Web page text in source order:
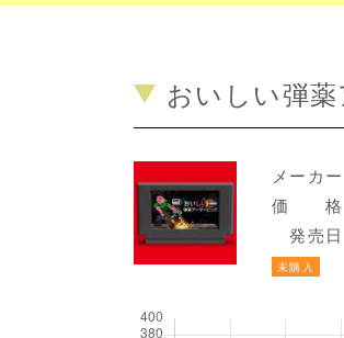
おいしい弾
メーカー
価 格
発売
未購入